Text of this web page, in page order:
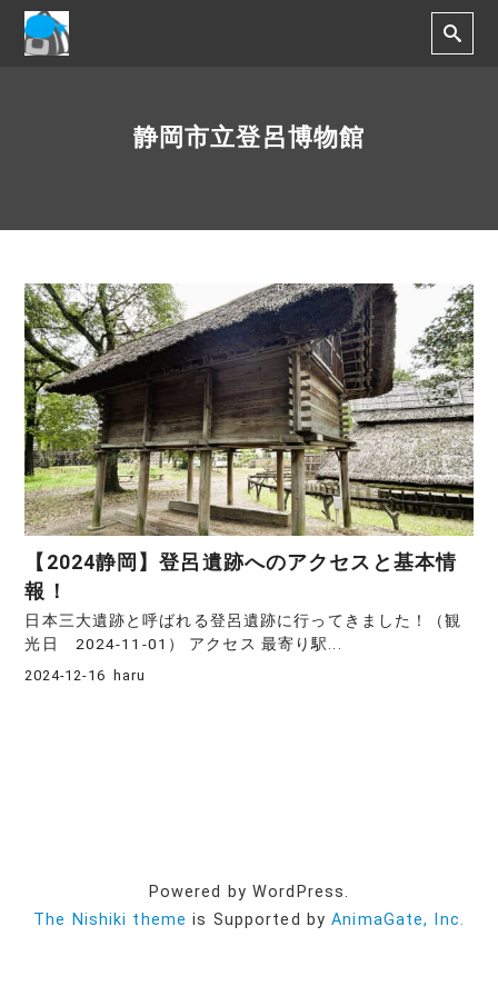
静岡市立登呂博物館
【2024静岡】登呂遺跡へのアクセスと基本情
報！
日本三大遺跡と呼ばれる登呂遺跡に行ってきました！（観
光日 2024-11-01） アクセス 最寄り駅...
2024-12-16 haru
Powered by WordPress.
The Nishiki theme is Supported byAnimaGate, Inc.